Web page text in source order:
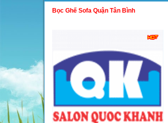
Bọc Ghế Sofa Quận Tân Bình